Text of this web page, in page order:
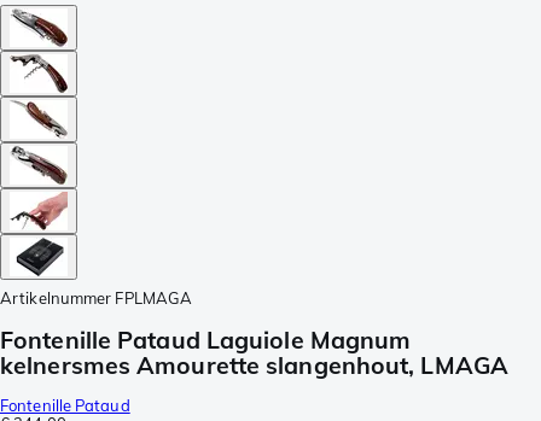
Artikelnummer FPLMAGA
Fontenille Pataud Laguiole Magnum
kelnersmes Amourette slangenhout, LMAGA
Fontenille Pataud